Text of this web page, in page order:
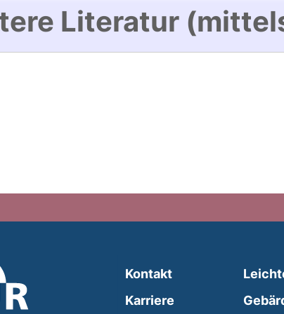
Literatur
Kontakt
Karriere